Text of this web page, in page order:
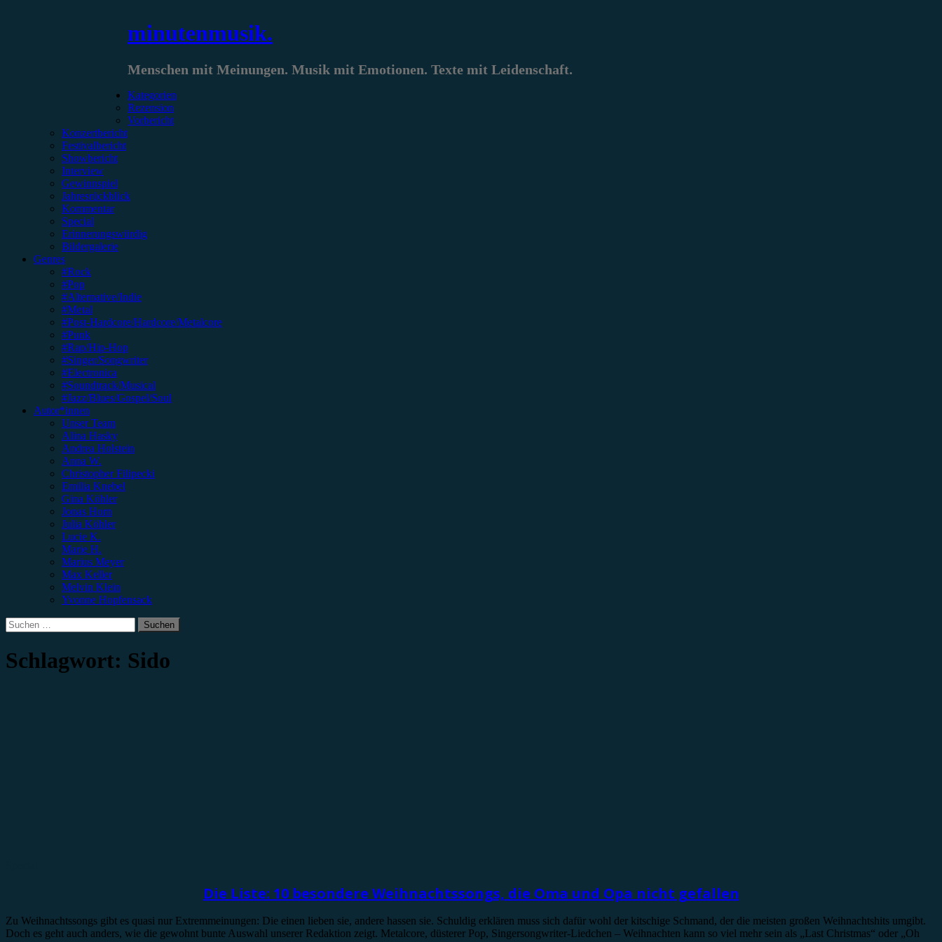
minutenmusik.
Menschen mit Meinungen. Musik mit Emotionen. Texte mit Leidenschaft.
Kategorien
Rezension
Vorbericht
Konzertbericht
Festivalbericht
Showbericht
Interview
Gewinnspiel
Jahresrückblick
Kommentar
Special
Erinnerungswürdig
Bildergalerie
Genres
#Rock
#Pop
#Alternative/Indie
#Metal
#Post-Hardcore/Hardcore/Metalcore
#Punk
#Rap/Hip-Hop
#Singer/Songwriter
#Electronica
#Soundtrack/Musical
#Jazz/Blues/Gospel/Soul
Autor*innen
Unser Team
Alina Hasky
Andrea Holstein
Anna W.
Christopher Filipecki
Emilia Knebel
Gina Köhler
Jonas Horn
Julia Köhler
Lucie K.
Marie H.
Marius Meyer
Max Keller
Melvin Klein
Yvonne Hopfensack
Suchen
nach:
Schlagwort: Sido
Die Liste: 10 besondere Weihnachtssongs, die Oma und Opa nicht gefallen
Zu Weihnachtssongs gibt es quasi nur Extremmeinungen: Die einen lieben sie, andere hassen sie. Schuldig erklären muss sich dafür wohl der kitschige Schmand, der die meisten großen Weihnachtshits umgibt.
Doch es geht auch anders, wie die gewohnt bunte Auswahl unserer Redaktion zeigt. Metalcore, düsterer Pop, Singersongwriter-Liedchen – Weihnachten kann so viel mehr sein als „Last Christmas“ oder „Oh